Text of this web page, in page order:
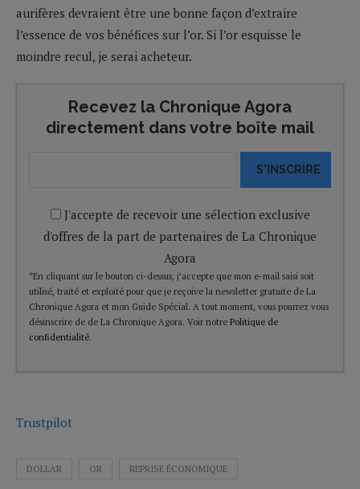
aurifères devraient être une bonne façon d’extraire
l’essence de vos bénéfices sur l’or. Si l’or esquisse le
moindre recul, je serai acheteur.
Recevez la Chronique Agora
directement dans votre boîte mail
S'INSCRIRE
J'accepte de recevoir une sélection exclusive
d'offres de la part de partenaires de La Chronique
Agora
*En cliquant sur le bouton ci-dessus, j’accepte que mon e-mail saisi soit
utilisé, traité et exploité pour que je reçoive la newsletter gratuite de La
Chronique Agora et mon Guide Spécial. A tout moment, vous pourrez vous
désinscrire de de La Chronique Agora. Voir notre Politique de
confidentialité.
Trustpilot
DOLLAR OR REPRISE ÉCONOMIQUE